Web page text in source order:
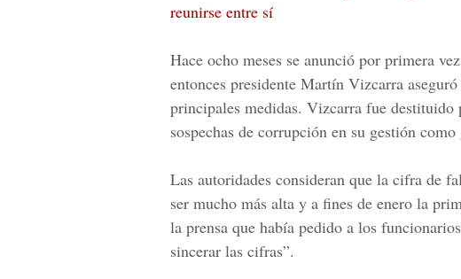
reunirse entre sí
Hace ocho meses se anunció por primera
entonces presidente Martín Vizcarra
principales medidas. Vizcarra fue
sospechas de corrupción en su gestión
Las autoridades consideran que la cifra de
ser mucho más alta y a fines de enero la
la prensa que había pedido a los
sincerar las cifras”.